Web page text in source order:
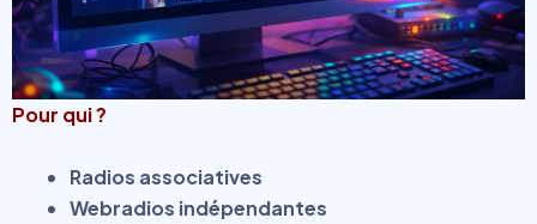
Pour qui ?
Radios associatives
Webradios indépendantes